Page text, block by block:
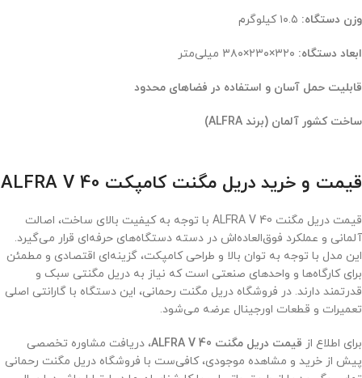
وزن دستگاه:
ابعاد دستگاه:
قابلیت حمل آسان و استفاده در فضاهای محدود
ساخت کشور آلمان (برند ALFRA)
قیمت و خرید دریل مگنت کامپکت ALFRA V 40
قیمت دریل مگنت ALFRA V 40 با توجه به کیفیت بالای ساخت، اصالت
آلمانی و عملکرد فوق‌العاده‌اش در دسته دستگاه‌های حرفه‌ای قرار می‌گیرد.
این مدل با توجه به توان بالا و طراحی کامپکت، گزینه‌ای اقتصادی و مطمئن
برای کارگاه‌ها و واحدهای صنعتی است که نیاز به دریل مگنتی سبک و
قدرتمند دارند. در فروشگاه دریل مگنت رحمانی، این دستگاه با گارانتی اصلی
تعمیرات و قطعات اورجینال عرضه می‌شود.
برای اطلاع از قیمت دریل مگنت ALFRA V 40
، دریافت مشاوره تخصصی
پیش از خرید و مشاهده موجودی، کافی‌ست با فروشگاه دریل مگنت رحمانی